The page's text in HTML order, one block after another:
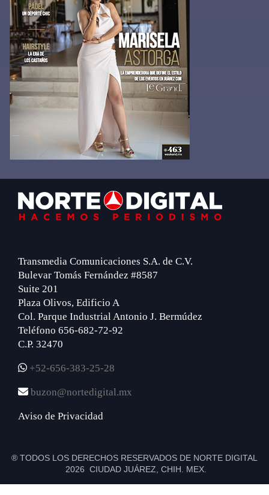
Footer
Transmedia Comunicaciones S.A. de C.V.
Bulevar Tomás Fernández #8587
Suite 201
Plaza Olivos, Edificio A
Col. Parque Industrial Antonio J. Bermúdez
Teléfono 656-682-72-92
C.P. 32470
+52-656-383-25-28
buzon@nortedigital.mx
Aviso de Privacidad
® TODOS LOS DERECHOS RESERVADOS DE NORTE DIGITAL
2026 CIUDAD JUÁREZ, CHIH. MEX.